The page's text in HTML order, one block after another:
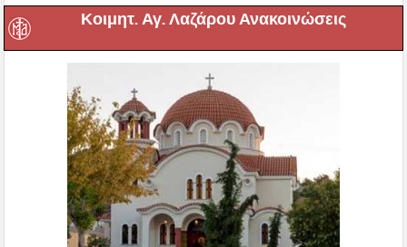
Κοιμητ. Αγ. Λαζάρου Ανακοινώσεις